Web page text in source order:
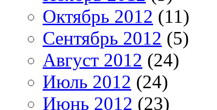
Октябрь 2012 (11)
Сентябрь 2012 (5)
Август 2012 (24)
Июль 2012 (24)
Июнь 2012 (23)